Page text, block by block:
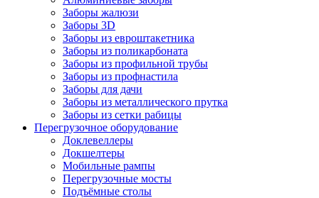
Заборы жалюзи
Заборы 3D
Заборы из евроштакетника
Заборы из поликарбоната
Заборы из профильной трубы
Заборы из профнастила
Заборы для дачи
Заборы из металлического прутка
Заборы из сетки рабицы
Перегрузочное оборудование
Доклевеллеры
Докшелтеры
Мобильные рампы
Перегрузочные мосты
Подъёмные столы